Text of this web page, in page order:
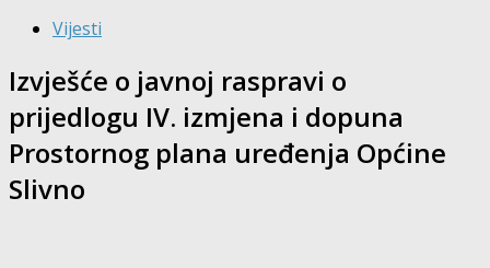
Vijesti
Izvješće o javnoj raspravi o
prijedlogu IV. izmjena i dopuna
Prostornog plana uređenja Općine
Slivno